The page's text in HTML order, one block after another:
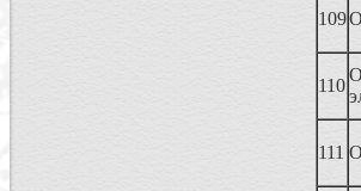
109
110
111